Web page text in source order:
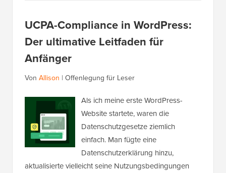
UCPA-Compliance in WordPress:
Der ultimative Leitfaden für
Anfänger
Von Allison | Offenlegung für Leser
Als ich meine erste WordPress-
Website startete, waren die
Datenschutzgesetze ziemlich
einfach. Man fügte eine
Datenschutzerklärung hinzu,
aktualisierte vielleicht seine Nutzungsbedingungen